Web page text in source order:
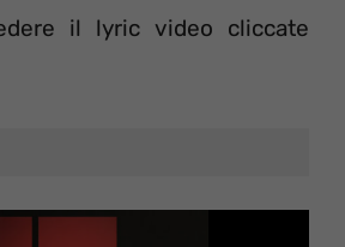
il lyric video cliccate